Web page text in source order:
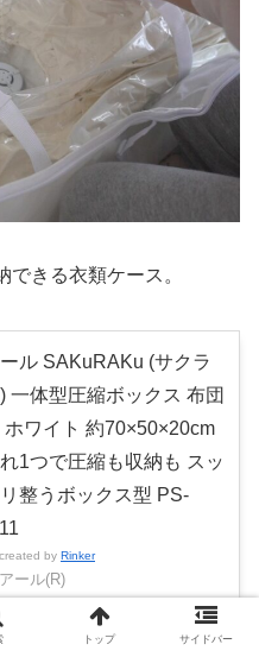
きる衣類ケース。
ル SAKuRAKu (サクラ
一体型圧縮ボックス 布団
ホワイト 約70×50×20cm
1つで圧縮も収納も スッ
整うボックス型 PS-
created by Rinker
アール(R)
トップ サイドバー